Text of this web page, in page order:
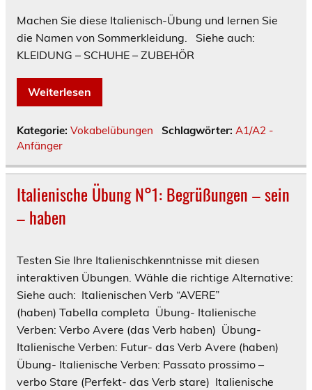
Machen Sie diese Italienisch-Übung und lernen Sie
die Namen von Sommerkleidung. Siehe auch:
KLEIDUNG – SCHUHE – ZUBEHÖR
Weiterlesen
Kategorie: Vokabelübungen Schlagwörter: A1/A2 -
Anfänger
Italienische Übung N°1: Begrüßungen – sein
– haben
Testen Sie Ihre Italienischkenntnisse mit diesen
interaktiven Übungen. Wähle die richtige Alternative:
Siehe auch: Italienischen Verb “AVERE”
(haben) Tabella completa Übung- Italienische
Verben: Verbo Avere (das Verb haben) Übung-
Italienische Verben: Futur- das Verb Avere (haben)
Übung- Italienische Verben: Passato prossimo –
verbo Stare (Perfekt- das Verb stare) Italienische